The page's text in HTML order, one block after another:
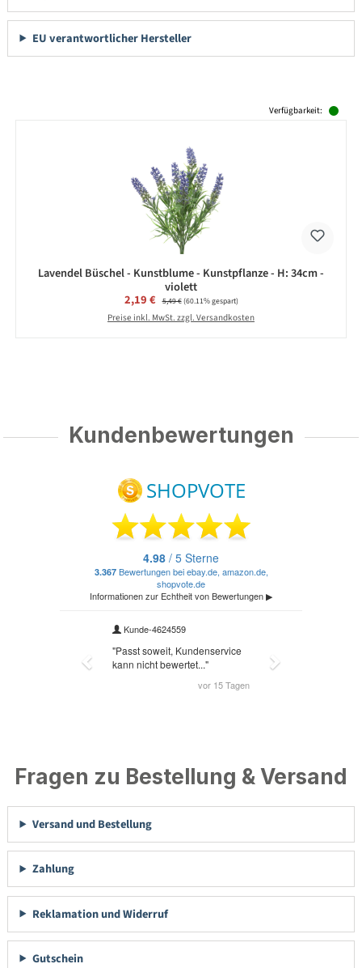
EU verantwortlicher Hersteller
Verfügbarkeit:
Lavendel Büschel - Kunstblume - Kunstpflanze - H: 34cm -
violett
Verkaufspreis:
2,19 € Regulärer Preis:
5,49 €(60.11% gespart)
Preise inkl. MwSt. zzgl. Versandkosten
Kundenbewertungen
Fragen zu Bestellung & Versand
Versand und Bestellung
Zahlung
Reklamation und Widerruf
Gutschein